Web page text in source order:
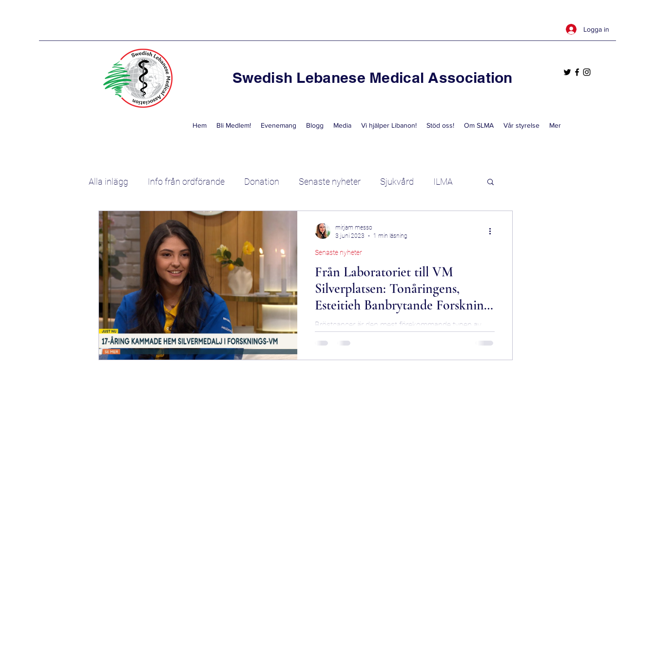
Logga in
Swedish Lebanese Medical Association
Hem Bli Medlem! Evenemang Blogg Media Vi hjälper Libanon! Stöd oss! Om SLMA Vår styrelse Mer
Alla inlägg Info från ordförande Donation Senaste nyheter Sjukvård ILMA
Studier Aktiviteter
Från Laboratoriet till VM
Silverplatsen: Tonåringens,
Esteitieh Banbrytande Forskning
om Bröstcancer
Bröstcancer är den mest förekommande typen av
all kvinnlig cancer. Men forskningen...
Senaste nyheter
mirjam messo
3 juni 2023
1 min läsning